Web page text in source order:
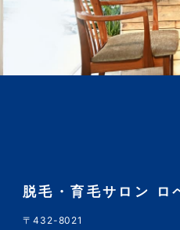
脱毛・育毛サロン ロ
〒432-8021